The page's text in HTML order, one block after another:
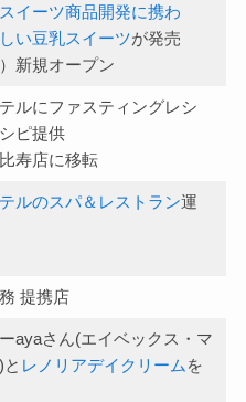
イーツ商品開発に携わ
い豆乳スイーツが発売
新規オープン
ルにファスティングレシ
ピ提供
寿店に移転
ルのスパ＆レストラン運
提携店
ayaさん(エイベックス・マ
レノリアデイクリーム を